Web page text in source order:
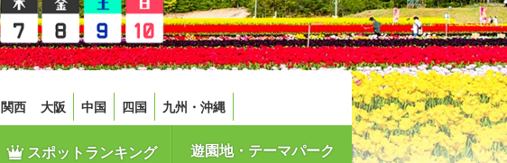
関西 大阪 中国 四国 九州・沖縄
スポットランキング 遊園地・テーマパーク